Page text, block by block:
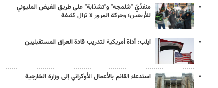
منفذَيّ "شلمجه" و"تشذابة" على طريق الفيض المليوني
للأربعين؛ وحركة المرور لا تزال كثيفة
آيلب: أداة أمريكية لتدريب قادة العراق المستقبليين
استدعاء القائم بالأعمال الأوكراني إلى وزارة الخارجية